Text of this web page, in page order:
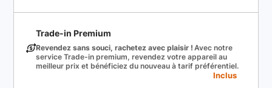
Trade-in Premium
Revendez sans souci, rachetez avec plaisir ! Avec notre
service Trade-in premium, revendez votre appareil au
meilleur prix et bénéficiez du nouveau à tarif préférentiel.
Inclus